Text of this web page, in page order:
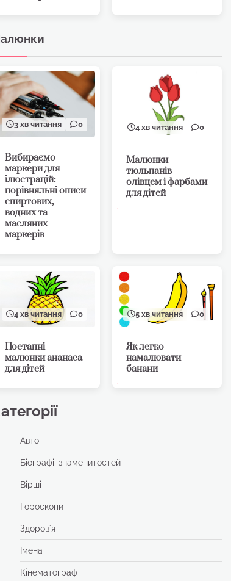
3 хв читання 0
Вибираємо
маркери для
ілюстрацій:
порівняльні описи
спиртових,
водних та
масляних
маркерів
4 хв читання 0
Малюнки
тюльпанів
олівцем і фарбами
для дітей
4 хв читання 0
Поетапні
малюнки ананаса
для дітей
5 хв читання 0
Як легко
намалювати
банани
Авто
Біографії знаменитостей
Вірші
Гороскопи
Здоровʼя
Імена
Кінематограф